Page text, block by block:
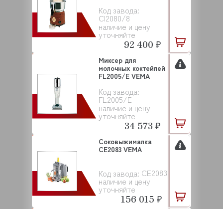
Код завода:
CI2080/8
наличие и цену
уточняйте
92 400 ₽
Код завода:
FL2005/E
наличие и цену
уточняйте
Миксер для
молочных коктейлей
FL2005/E VEMA
34 573 ₽
Код завода: CE2083
наличие и цену
уточняйте
Соковыжималка
CE2083 VEMA
156 015 ₽